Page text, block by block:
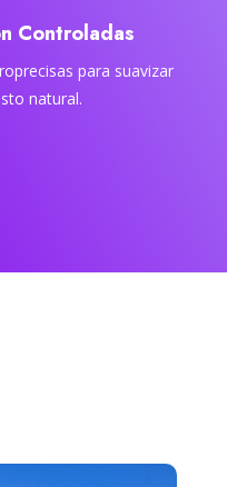
Controladas
para suavizar
natural.